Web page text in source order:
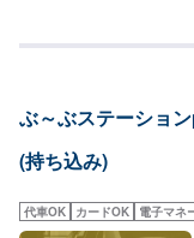
にお客様の大切な思い出
した上で、長年培った技
きます。スバル車に関し
います。ぜひ、お問い合
だければ作業開始【4】仕
日程度で納車となります
ぶ～ぶステーショ
(持ち込み)
代車OK カードOK 電子マネ